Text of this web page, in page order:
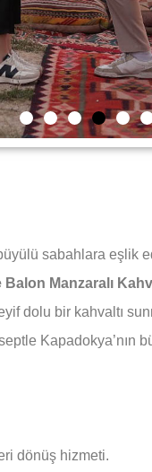
sabahlara eşlik
Manzaralı
dolu bir kahvaltı
Kapadokya’nın
dönüş hizmeti.